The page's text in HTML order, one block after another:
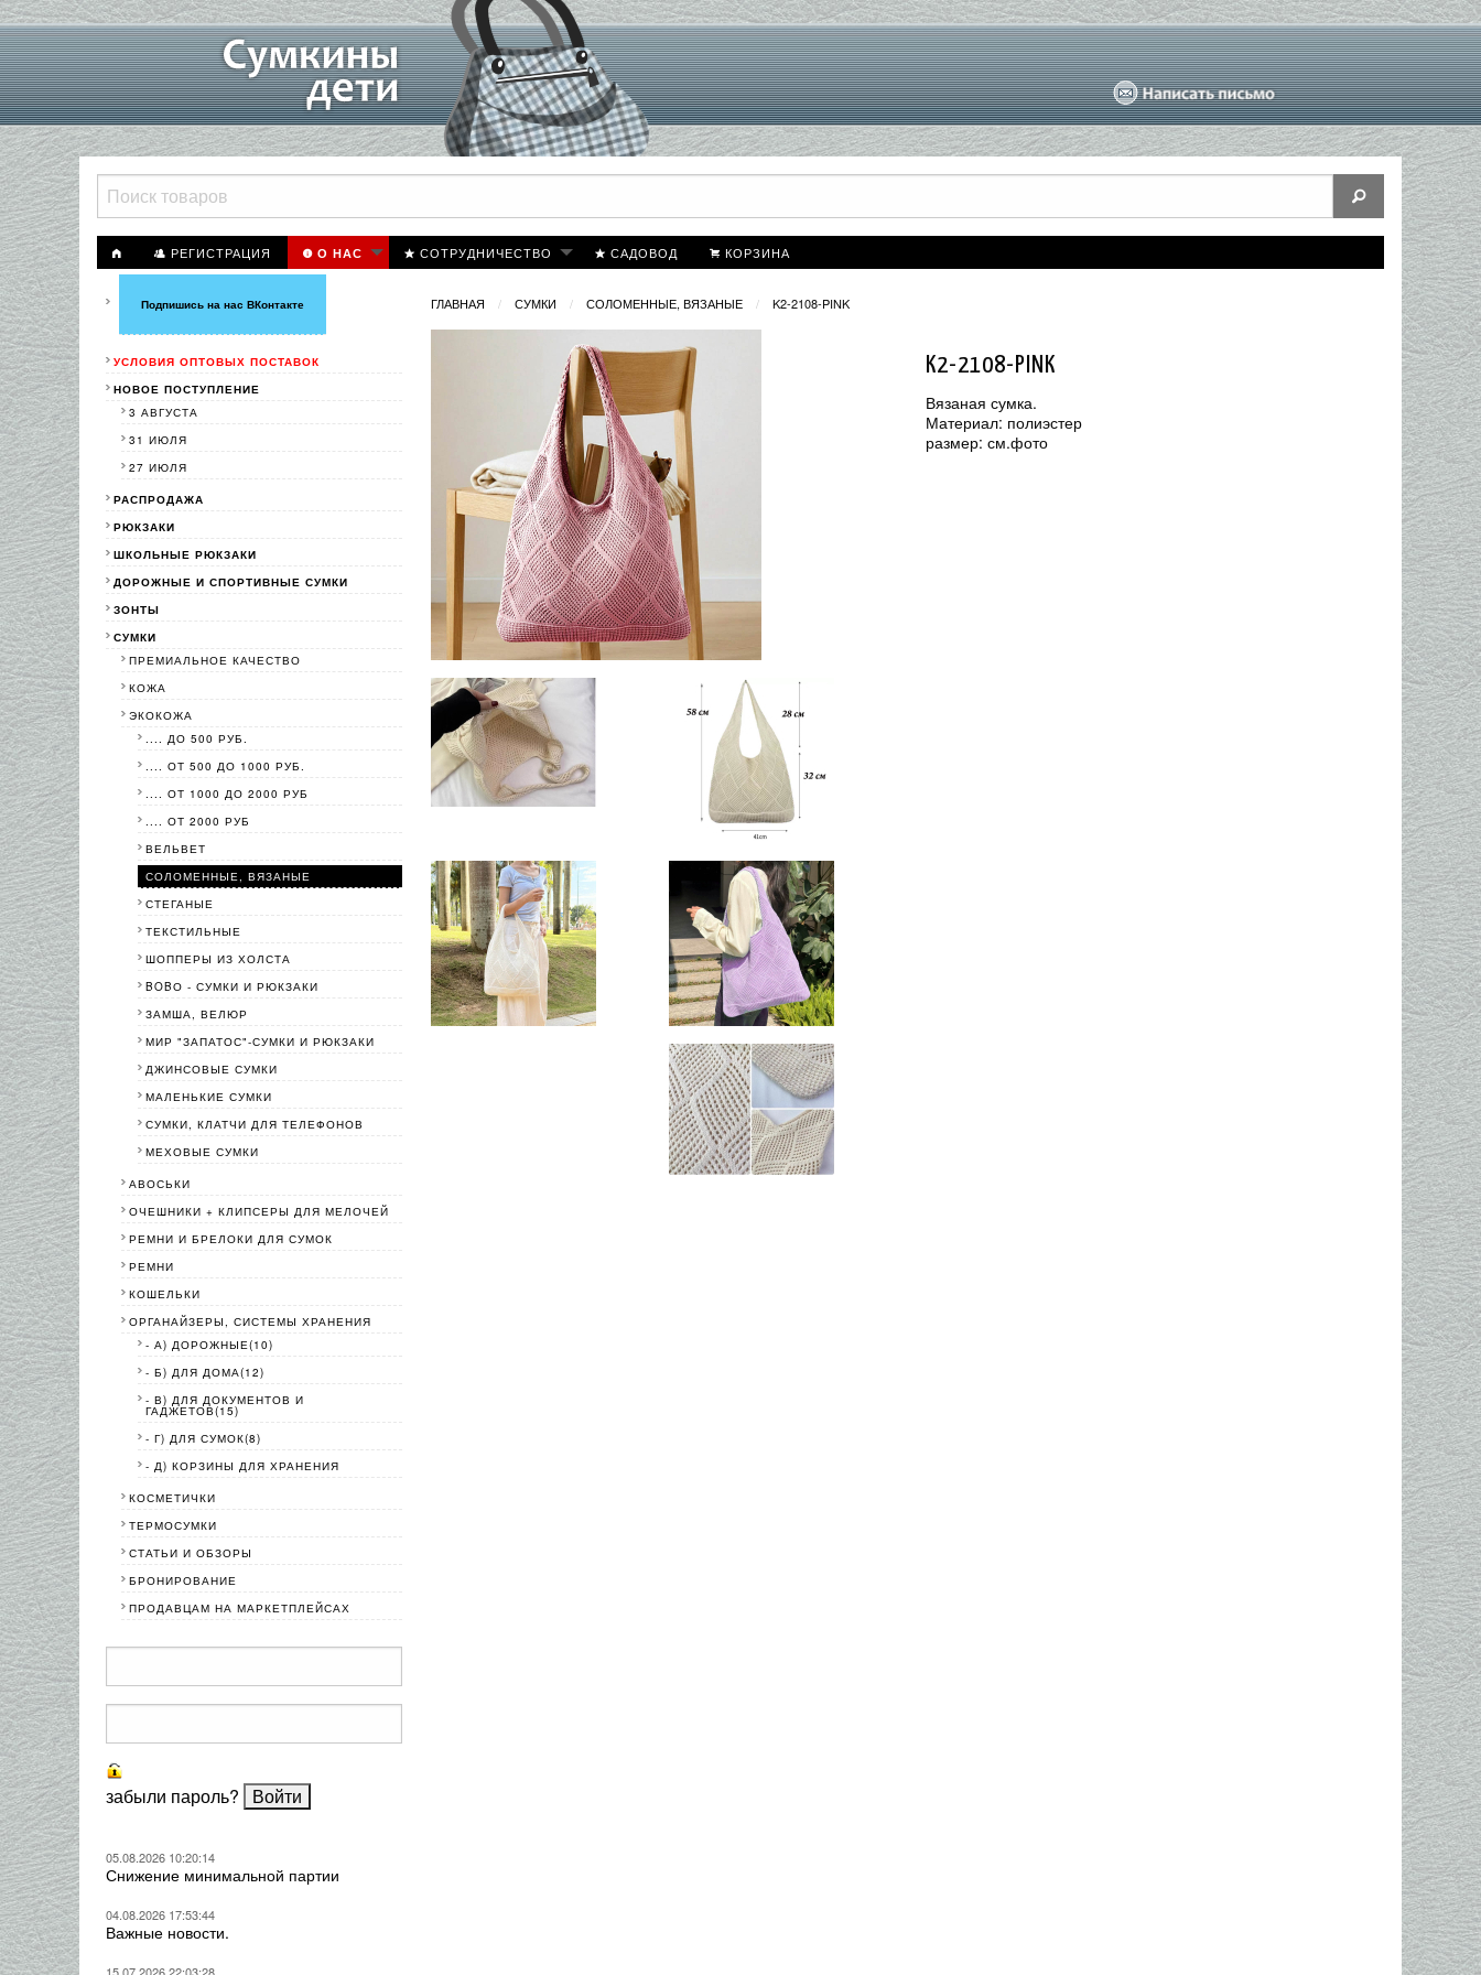
РЕГИСТРАЦИЯ О НАС СОТРУДНИЧЕСТВО САДОВОД КОРЗИНА
ГЛАВНАЯ СУМКИ СОЛОМЕННЫЕ, ВЯЗАНЫЕ K2-2108-PINK
K2-2108-PINK
Вязаная сумка.
Материал: полиэстер
размер: см.фото
Подпишись на нас ВКонтакте
УСЛОВИЯ ОПТОВЫХ ПОСТАВОК
НОВОЕ ПОСТУПЛЕНИЕ
3 АВГУСТА
31 ИЮЛЯ
27 ИЮЛЯ
РАСПРОДАЖА
РЮКЗАКИ
ШКОЛЬНЫЕ РЮКЗАКИ
ДОРОЖНЫЕ И СПОРТИВНЫЕ СУМКИ
ЗОНТЫ
СУМКИ
ПРЕМИАЛЬНОЕ КАЧЕСТВО
КОЖА
ЭКОКОЖА
.... ДО 500 РУБ.
.... ОТ 500 ДО 1000 РУБ.
.... ОТ 1000 ДО 2000 РУБ
.... ОТ 2000 РУБ
ВЕЛЬВЕТ
СОЛОМЕННЫЕ, ВЯЗАНЫЕ
СТЕГАНЫЕ
ТЕКСТИЛЬНЫЕ
ШОППЕРЫ ИЗ ХОЛСТА
BOBО - СУМКИ И РЮКЗАКИ
ЗАМША, ВЕЛЮР
МИР "ЗАПАТОС"-СУМКИ И РЮКЗАКИ
ДЖИНСОВЫЕ СУМКИ
МАЛЕНЬКИЕ СУМКИ
СУМКИ, КЛАТЧИ ДЛЯ ТЕЛЕФОНОВ
МЕХОВЫЕ СУМКИ
АВОСЬКИ
ОЧЕШНИКИ + КЛИПСЕРЫ ДЛЯ МЕЛОЧЕЙ
РЕМНИ И БРЕЛОКИ ДЛЯ СУМОК
РЕМНИ
КОШЕЛЬКИ
ОРГАНАЙЗЕРЫ, СИСТЕМЫ ХРАНЕНИЯ
- А) ДОРОЖНЫЕ(10)
- Б) ДЛЯ ДОМА(12)
- В) ДЛЯ ДОКУМЕНТОВ И
ГАДЖЕТОВ(15)
- Г) ДЛЯ СУМОК(8)
- Д) КОРЗИНЫ ДЛЯ ХРАНЕНИЯ
КОСМЕТИЧКИ
ТЕРМОСУМКИ
СТАТЬИ И ОБЗОРЫ
БРОНИРОВАНИЕ
ПРОДАВЦАМ НА МАРКЕТПЛЕЙСАХ
забыли пароль?
05.08.2026 10:20:14
Снижение минимальной партии
04.08.2026 17:53:44
Важные новости.
15.07.2026 22:03:28